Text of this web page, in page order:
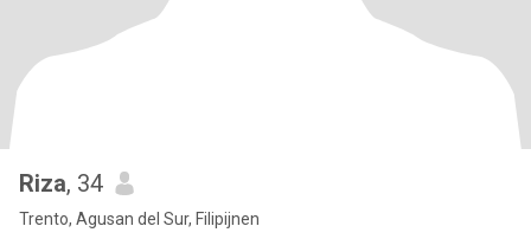
Riza, 34
Trento, Agusan del Sur, Filipijnen